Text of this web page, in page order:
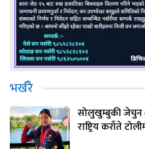
भर्खरै
सोलुखुम्बुकी जेचुन
राष्ट्रिय कराँते